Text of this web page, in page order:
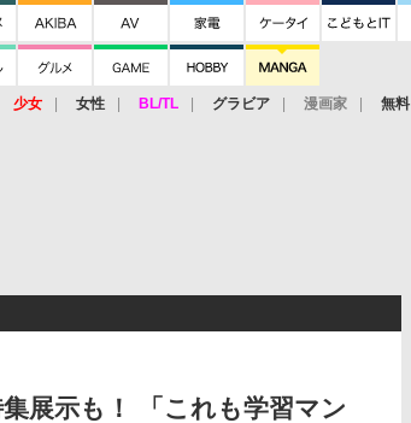
少女 女性 BL/TL グラビア 漫画家 無料
展示も！ 「これも学習マン